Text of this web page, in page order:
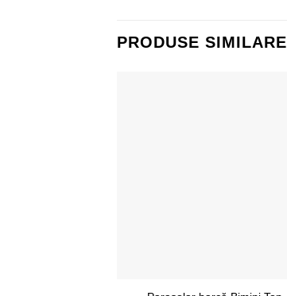
PRODUSE SIMILARE